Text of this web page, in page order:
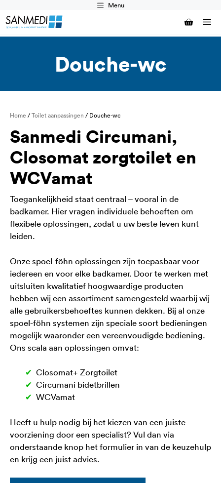
naar
de
Menu
Douche-wc
Home /Toilet aanpassingen / Douche-wc
Sanmedi Circumani,
Closomat zorgtoilet en
WCVamat
Toegankelijkheid staat centraal – vooral in de
badkamer. Hier vragen individuele behoeften om
flexibele oplossingen, zodat u uw beste leven kunt
leiden.
Onze spoel-föhn oplossingen zijn toepasbaar voor
iedereen en voor elke badkamer. Door te werken met
uitsluiten kwalitatief hoogwaardige producten
hebben wij een assortiment samengesteld waarbij wij
alle gebruikersbehoeftes kunnen dekken. Bij al onze
spoel-föhn systemen zijn speciale soort bedieningen
mogelijk waaronder een vereenvoudigde bediening.
Ons scala aan oplossingen omvat:
Closomat+ Zorgtoilet
Circumani bidetbrillen
WCVamat
Heeft u hulp nodig bij het kiezen van een juiste
voorziening door een specialist? Vul dan via
onderstaande knop het formulier in van de keuzehulp
en krijg een juist advies.